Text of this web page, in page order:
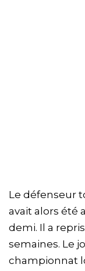
Le défenseur
avait alors été
demi. Il a
semaines. Le
championnat